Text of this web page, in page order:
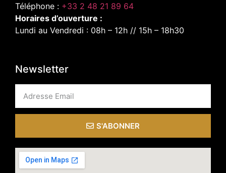
Téléphone : +33 2 48 21 89 64
Horaires d’ouverture :
Lundi au Vendredi : 08h – 12h // 15h – 18h30
Newsletter
S'ABONNER